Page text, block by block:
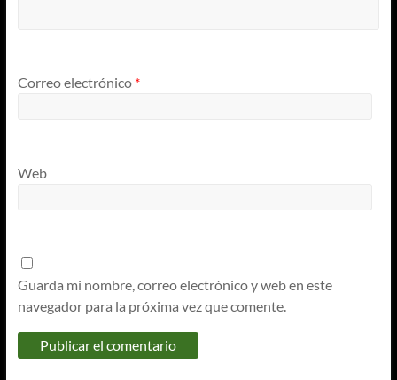
Correo electrónico *
Web
Guarda mi nombre, correo electrónico y web en este
navegador para la próxima vez que comente.